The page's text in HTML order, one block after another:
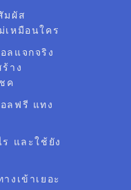
มผัส
หมือนใคร
ลแจกจริง
าง
ค
ลฟรี แทง
และใช้ยัง
งเข้าเยอะ